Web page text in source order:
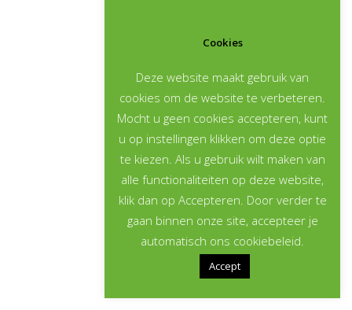
Cookies
Deze website maakt gebruik van
cookies om de website te verbeteren.
Mocht u geen cookies accepteren, kunt
u op instellingen klikken om deze optie
te kiezen. Als u gebruik wilt maken van
alle functionaliteiten op deze website,
klik dan op Accepteren. Door verder te
gaan binnen onze site, accepteer je
automatisch ons cookiebeleid.
Accept